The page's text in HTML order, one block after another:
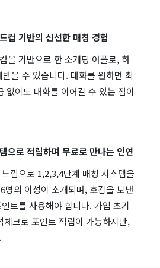
컵 기반의 신선한 매칭 경험
을 기반으로 한 소개팅 어플로, 하
을 수 있습니다. 대화를 원하면 최
없이도 대화를 이어갈 수 있는 점이
으로 적립하며 무료로 만나는 인연
낌으로 1,2,3,4단계 매칭 시스템을
명의 이성이 소개되며, 호감을 보낸
트를 사용해야 합니다. 가입 초기
크로 포인트 적립이 가능하지만,